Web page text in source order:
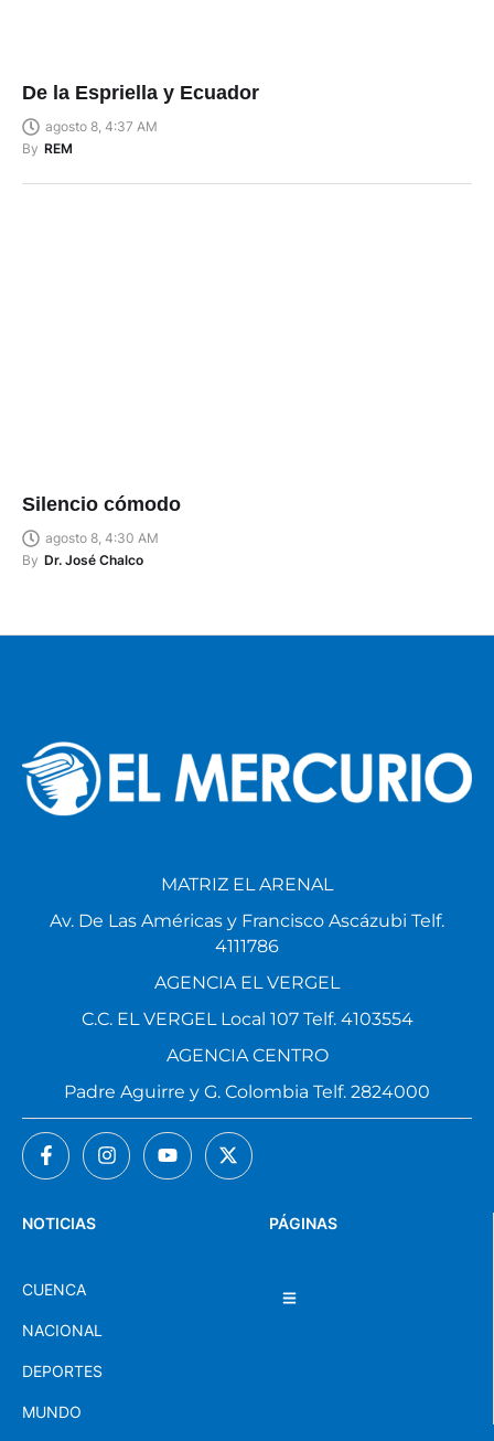
De la Espriella y Ecuador
agosto 8, 4:37 AM
By REM
Silencio cómodo
agosto 8, 4:30 AM
By Dr. José Chalco
PÁGINAS
NOTICIAS
CUENCA
NACIONAL
DEPORTES
MUNDO
MATRIZ EL ARENAL
Av. De Las Américas y Francisco Ascázubi Telf.
4111786
AGENCIA EL VERGEL
C.C. EL VERGEL Local 107 Telf. 4103554
AGENCIA CENTRO
Padre Aguirre y G. Colombia Telf. 2824000